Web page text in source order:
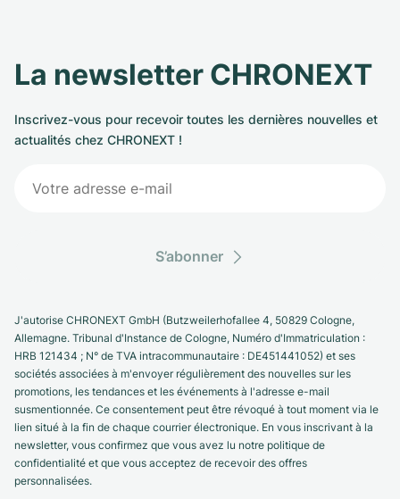
La newsletter CHRONEXT
Inscrivez-vous pour recevoir toutes les dernières nouvelles et
actualités chez CHRONEXT !
S’abonner
J'autorise CHRONEXT GmbH (Butzweilerhofallee 4, 50829 Cologne,
Allemagne. Tribunal d'Instance de Cologne, Numéro d'Immatriculation :
HRB 121434 ; N° de TVA intracommunautaire : DE451441052) et ses
sociétés associées à m'envoyer régulièrement des nouvelles sur les
promotions, les tendances et les événements à l'adresse e-mail
susmentionnée. Ce consentement peut être révoqué à tout moment via le
lien situé à la fin de chaque courrier électronique. En vous inscrivant à la
newsletter, vous confirmez que vous avez lu notre politique de
confidentialité et que vous acceptez de recevoir des offres
personnalisées.